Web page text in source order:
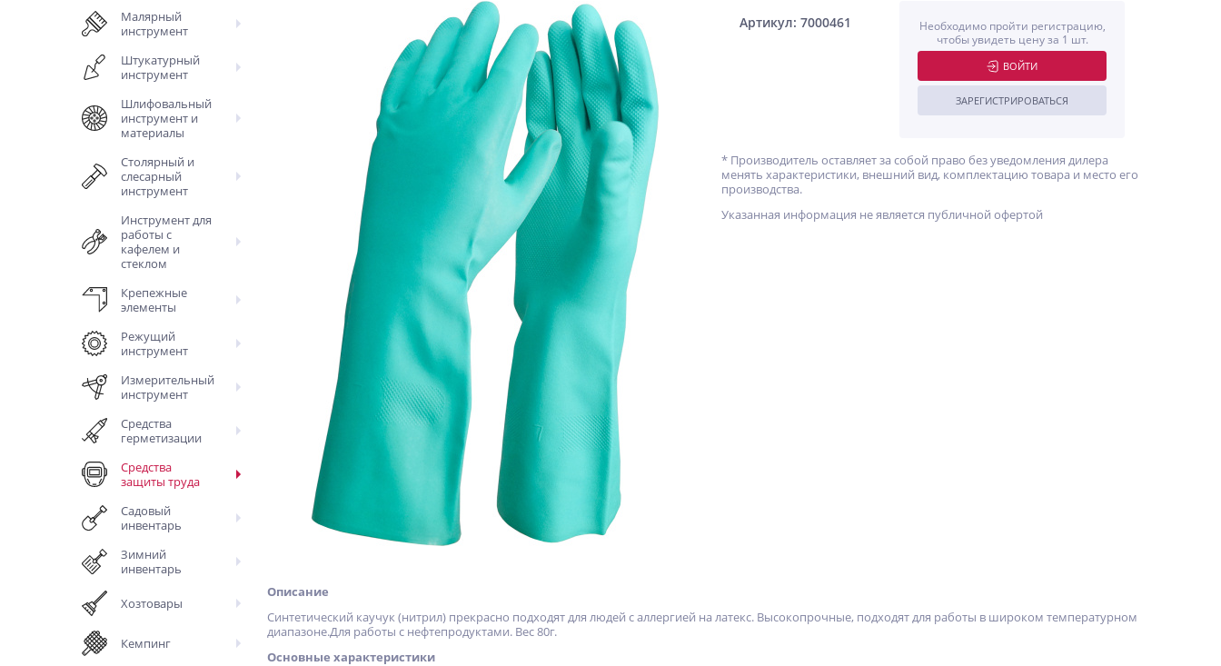
Малярный
инструмент
Штукатурный
инструмент
Шлифовальный
инструмент и
материалы
Столярный и
слесарный
инструмент
Инструмент для
работы с
кафелем и
стеклом
Крепежные
элементы
Режущий
инструмент
Измерительный
инструмент
Средства
герметизации
Средства
защиты труда
Садовый
инвентарь
Зимний
инвентарь
Хозтовары
Кемпинг
Артикул: 7000461
Необходимо пройти регистрацию,
чтобы увидеть цену за 1 шт.
ВОЙТИ
ЗАРЕГИСТРИРОВАТЬСЯ
* Производитель оставляет за собой право без уведомления дилера
менять характеристики, внешний вид, комплектацию товара и место его
производства.
Указанная информация не является публичной офертой
Описание
Синтетический каучук (нитрил) прекрасно подходят для людей с аллергией на латекс. Высокопрочные, подходят для работы в широком температурном
диапазоне.Для работы с нефтепродуктами. Вес 80г.
Основные характеристики